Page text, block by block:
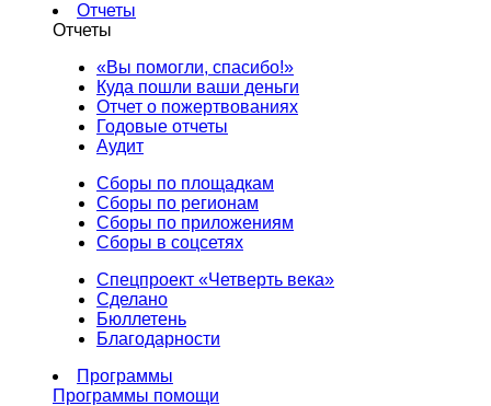
Отчеты
Отчеты
«Вы помогли, спасибо!»
Куда пошли ваши деньги
Отчет о пожертвованиях
Годовые отчеты
Аудит
Сборы по площадкам
Сборы по регионам
Сборы по приложениям
Сборы в соцсетях
Спецпроект «Четверть века»
Сделано
Бюллетень
Благодарности
Программы
Программы помощи